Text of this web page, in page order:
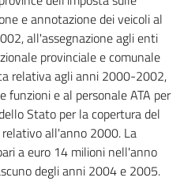
e annotazione dei veicoli al
all'assegnazione agli enti
provinciale e comunale
relativa agli anni 2000-2002,
funzioni e al personale ATA per
Stato per la copertura del
all'anno 2000. La
a euro 14 milioni nell'anno
degli anni 2004 e 2005.